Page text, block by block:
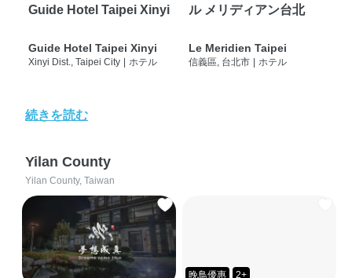
Guide Hotel Taipei Xinyi
Guide Hotel Taipei Xinyi
Xinyi Dist., Taipei City | ホテル
ル メリディアン台北
Le Meridien Taipei
信義區, 台北市 | ホテル
続きを読む
Yilan County
Yilan County, Taiwan
晚鳥優惠 2+